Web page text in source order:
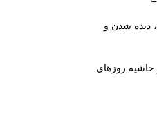
دیده شدن و
روزهای